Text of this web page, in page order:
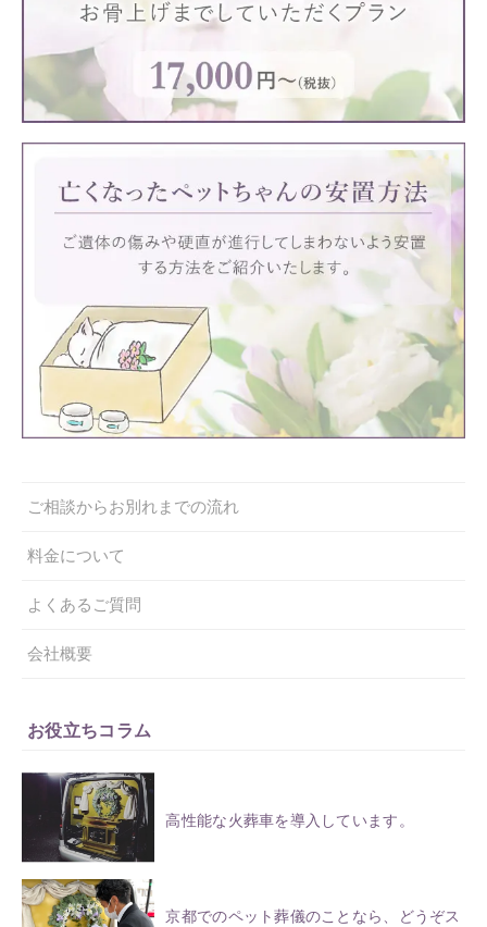
ご相談からお別れまでの流れ
料金について
よくあるご質問
会社概要
お役立ちコラム
高性能な火葬車を導入しています。
京都でのペット葬儀のことなら、どうぞス